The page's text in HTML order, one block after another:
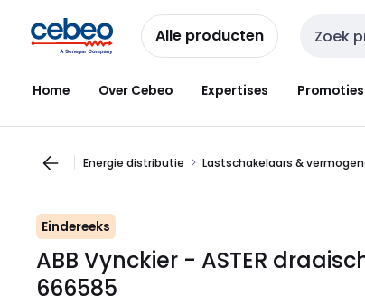
naar
navigatie
naar
inhoud
Alle producten Zoekveld
Home Over Cebeo Expertises Promoties
Energie distributie Lastschakelaars &
Eindereeks
ABB Vynckier - ASTER
666585